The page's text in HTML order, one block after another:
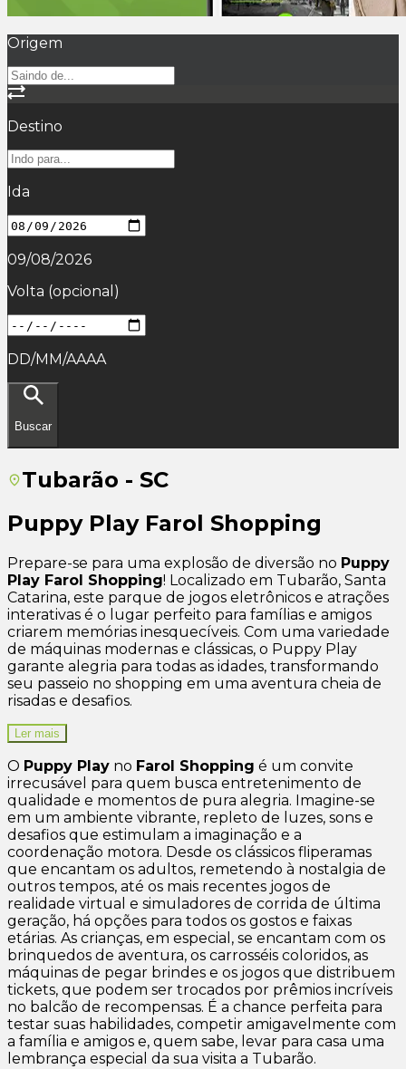
Origem
Destino
Ida
09/08/2026
Volta (opcional)
DD/MM/AAAA
Buscar
Tubarão - SC
Puppy Play Farol Shopping
Prepare-se para uma explosão de diversão no Puppy
Play Farol Shopping! Localizado em Tubarão, Santa
Catarina, este parque de jogos eletrônicos e atrações
interativas é o lugar perfeito para famílias e amigos
criarem memórias inesquecíveis. Com uma variedade
de máquinas modernas e clássicas, o Puppy Play
garante alegria para todas as idades, transformando
seu passeio no shopping em uma aventura cheia de
risadas e desafios.
Ler mais
O Puppy Play no Farol Shopping é um convite
irrecusável para quem busca entretenimento de
qualidade e momentos de pura alegria. Imagine-se
em um ambiente vibrante, repleto de luzes, sons e
desafios que estimulam a imaginação e a
coordenação motora. Desde os clássicos fliperamas
que encantam os adultos, remetendo à nostalgia de
outros tempos, até os mais recentes jogos de
realidade virtual e simuladores de corrida de última
geração, há opções para todos os gostos e faixas
etárias. As crianças, em especial, se encantam com os
brinquedos de aventura, os carrosséis coloridos, as
máquinas de pegar brindes e os jogos que distribuem
tickets, que podem ser trocados por prêmios incríveis
no balcão de recompensas. É a chance perfeita para
testar suas habilidades, competir amigavelmente com
a família e amigos e, quem sabe, levar para casa uma
lembrança especial da sua visita a Tubarão.